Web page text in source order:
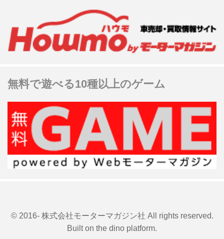
無料で遊べる10種以上のゲーム
© 2016- 株式会社モーターマガジン社 All rights reserved.
Built on the dino platform.